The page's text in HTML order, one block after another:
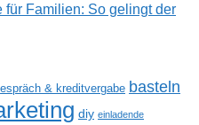
für Familien: So gelingt der
& kreditvergabe basteln
diy einladende